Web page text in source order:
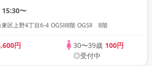
付き》《machicon
15:30〜
開催地住所：東京都台東区上野4丁目6-4 OGSⅡ8階 OGSⅡ 8階
円
30〜39歳 100円
◎受付中